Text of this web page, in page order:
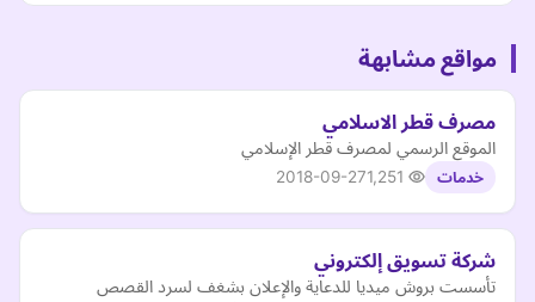
مواقع مشابهة
مصرف قطر الاسلامي
الموقع الرسمي لمصرف قطر الإسلامي
خدمات 2018-09-27
شركة تسويق إلكتروني
تأسست بروش ميديا للدعاية والإعلان بشغف لسرد القصص